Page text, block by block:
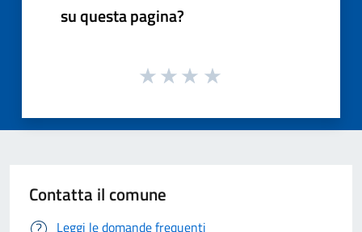
su questa pagina?
Contatta il comune
Leggi le domande frequenti